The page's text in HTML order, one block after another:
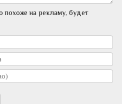
похоже на рекламу, будет